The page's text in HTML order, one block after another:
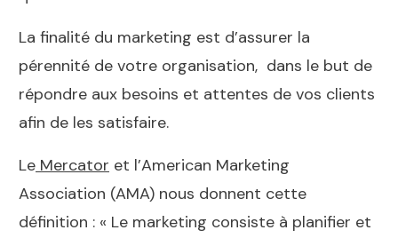
La finalité du marketing est d’assurer la
pérennité de votre organisation, dans le but de
répondre aux besoins et attentes de vos clients
afin de les satisfaire.
Le Mercator et l’American Marketing
Association (AMA) nous donnent cette
définition : « Le marketing consiste à planifier et